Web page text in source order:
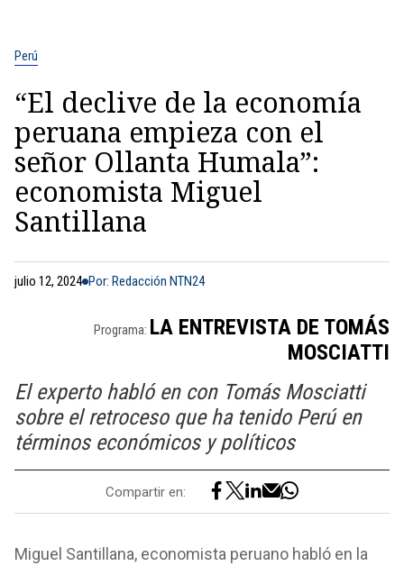
Perú
“El declive de la economía
peruana empieza con el
señor Ollanta Humala”:
economista Miguel
Santillana
julio 12, 2024 Por: Redacción NTN24
Programa: LA ENTREVISTA DE TOMÁS
MOSCIATTI
El experto habló en con Tomás Mosciatti
sobre el retroceso que ha tenido Perú en
términos económicos y políticos
Compartir en:
Miguel Santillana, economista peruano habló en la